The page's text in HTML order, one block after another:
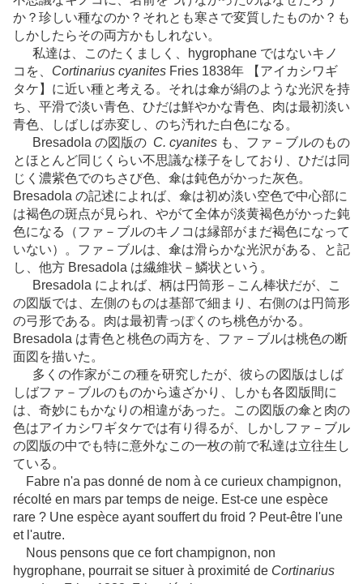
か？珍しい種なのか？それとも寒さで変質したものか？も
しかしたらその両方かもしれない。
私達は、このたくましく、hygrophane ではないキノ
コを、 Cortinarius cyanites Fries 1838年 【アイカシワギ
タケ】に近い種と考える。それは傘が絹のような光沢を持
ち、平滑で淡い青色、ひだは鮮やかな青色、肉は最初淡い
青色、しばしば赤変し、のち汚れた白色になる。
Bresadola の図版の C. cyanites も、ファ－ブルのもの
とほとんど同じくらい不思議な様子をしており、ひだは同
じく濃紫色でのちさび色、傘は鈍色がかった灰色。
Bresadola の記述によれば、傘は初め淡い空色で中心部に
は褐色の斑点が見られ、やがて全体が淡黄褐色がかった鈍
色になる（ファ－ブルのキノコは縁部がまだ褐色になって
いない）。ファ－ブルは、傘は滑らかな光沢がある、と記
し、他方 Bresadola は繊維状－鱗状という。
Bresadola によれば、柄は円筒形－こん棒状だが、こ
の図版では、左側のものは基部で細まり、右側のは円筒形
の弓形である。肉は最初青っぽくのち桃色がかる。
Bresadola は青色と桃色の両方を、ファ－ブルは桃色の断
面図を描いた。
多くの作家がこの種を研究したが、彼らの図版はしば
しばファ－ブルのものから遠ざかり、しかも各図版間に
は、奇妙にもかなりの相違があった。この図版の傘と肉の
色はアイカシワギタケでは有り得るが、しかしファ－ブル
の図版の中でも特に意外なこの一枚の前で私達は立往生し
ている。
Fabre n'a pas donné de nom à ce curieux champignon,
récolté en mars par temps de neige. Est-ce une espèce
rare ? Une espèce ayant souffert du froid ? Peut-être l'une
et l'autre.
Nous pensons que ce fort champignon, non
hygrophane, pourrait se situer à proximité de Cortinarius